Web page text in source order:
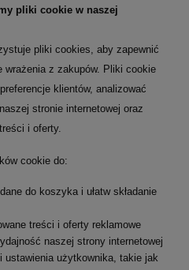
pliki cookie w naszej
pliki cookies, aby zapewnić
z zakupów. Pliki cookie
klientów, analizować
stronie internetowej oraz
i oferty.
cookie do:
do koszyka i ułatw składanie
treści i oferty reklamowe
naszej strony internetowej
ustawienia użytkownika, takie jak